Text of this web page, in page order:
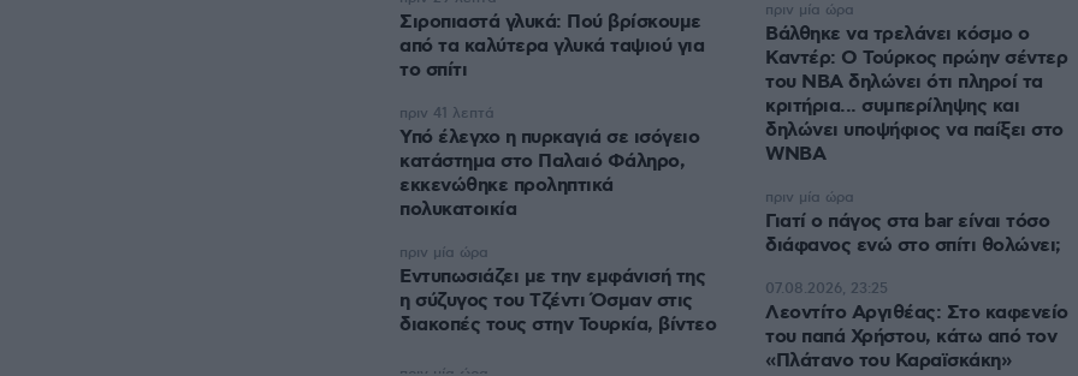
Σιροπιαστά γλυκά: Πού βρίσκουμε
από τα καλύτερα γλυκά ταψιού για
το σπίτι
Υπό έλεγχο η πυρκαγιά σε ισόγειο
κατάστημα στο Παλαιό Φάληρο,
εκκενώθηκε προληπτικά
πολυκατοικία
πριν 41 λεπτά
Εντυπωσιάζει με την εμφάνισή της
η σύζυγος του Τζέντι Όσμαν στις
διακοπές τους στην Τουρκία, βίντεο
πριν μία ώρα
Βάλθηκε να τρελάνει κόσμο ο
Καντέρ: Ο Τούρκος πρώην σέντερ
του NBA δηλώνει ότι πληροί τα
κριτήρια... συμπερίληψης και
δηλώνει υποψήφιος να παίξει στο
WNBA
πριν μία ώρα
Γιατί ο πάγος στα bar είναι τόσο
διάφανος ενώ στο σπίτι θολώνει;
πριν μία ώρα
Λεοντίτο Αργιθέας: Στο καφενείο
του παπά Χρήστου, κάτω από τον
«Πλάτανο του Καραϊσκάκη»
07.08.2026, 23:25